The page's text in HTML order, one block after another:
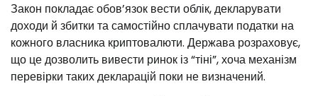
Закон покладає обов’язок вести облік, декларувати
доходи й збитки та самостійно сплачувати податки на
кожного власника криптовалюти. Держава розраховує,
що це дозволить вивести ринок із “тіні”, хоча механізм
перевірки таких декларацій поки не визначений.